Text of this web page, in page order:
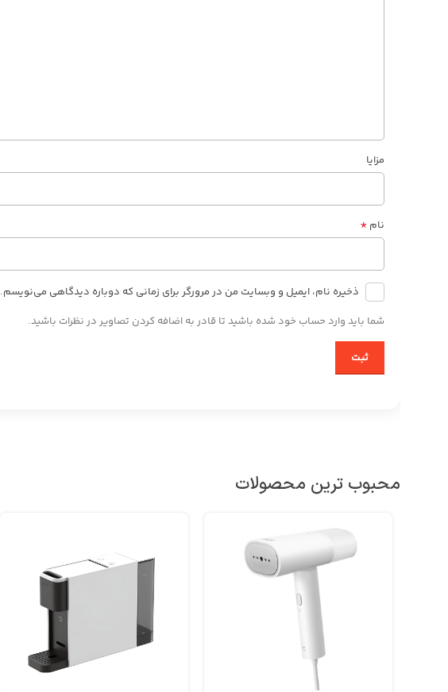
مزایا
نام *
ذخیره نام، ایمیل و وبسایت من در مرورگر برای زمانی که دوباره دیدگاهی می‌نویسم.
شما باید وارد حساب خود شده باشید تا قادر به اضافه کردن تصاویر در نظرات باشید.
محبوب ترین محصولات